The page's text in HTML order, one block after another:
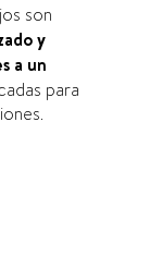
son
y
a un
para